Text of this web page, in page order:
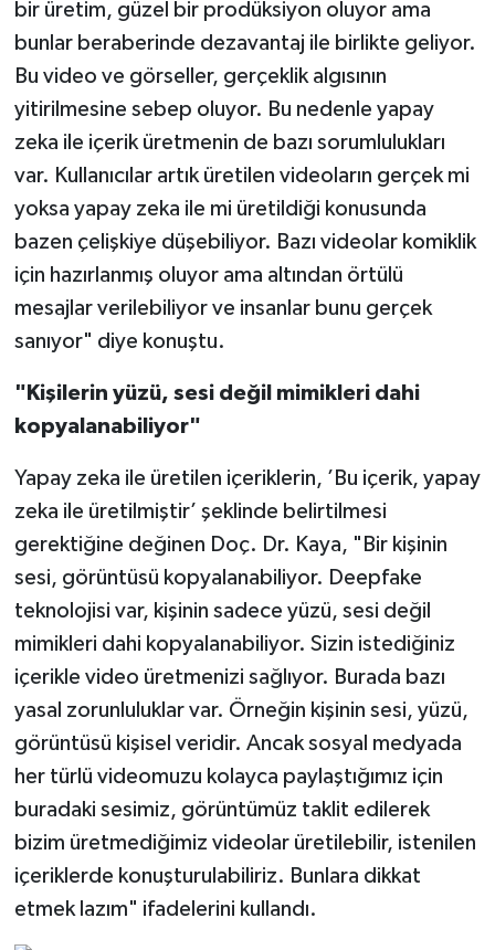
bir üretim, güzel bir prodüksiyon oluyor ama
bunlar beraberinde dezavantaj ile birlikte geliyor.
Bu video ve görseller, gerçeklik algısının
yitirilmesine sebep oluyor. Bu nedenle yapay
zeka ile içerik üretmenin de bazı sorumlulukları
var. Kullanıcılar artık üretilen videoların gerçek mi
yoksa yapay zeka ile mi üretildiği konusunda
bazen çelişkiye düşebiliyor. Bazı videolar komiklik
için hazırlanmış oluyor ama altından örtülü
mesajlar verilebiliyor ve insanlar bunu gerçek
sanıyor" diye konuştu.
"Kişilerin yüzü, sesi değil mimikleri dahi
kopyalanabiliyor"
Yapay zeka ile üretilen içeriklerin, ’Bu içerik, yapay
zeka ile üretilmiştir’ şeklinde belirtilmesi
gerektiğine değinen Doç. Dr. Kaya, "Bir kişinin
sesi, görüntüsü kopyalanabiliyor. Deepfake
teknolojisi var, kişinin sadece yüzü, sesi değil
mimikleri dahi kopyalanabiliyor. Sizin istediğiniz
içerikle video üretmenizi sağlıyor. Burada bazı
yasal zorunluluklar var. Örneğin kişinin sesi, yüzü,
görüntüsü kişisel veridir. Ancak sosyal medyada
her türlü videomuzu kolayca paylaştığımız için
buradaki sesimiz, görüntümüz taklit edilerek
bizim üretmediğimiz videolar üretilebilir, istenilen
içeriklerde konuşturulabiliriz. Bunlara dikkat
etmek lazım" ifadelerini kullandı.